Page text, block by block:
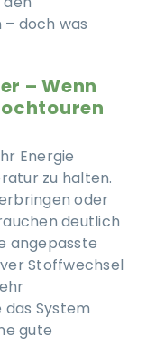
doch was
– Wenn
Energie
zu halten.
oder
deutlich
angepasste
Stoffwechsel
System
gute